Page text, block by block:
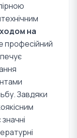
на
професійний
Завдяки